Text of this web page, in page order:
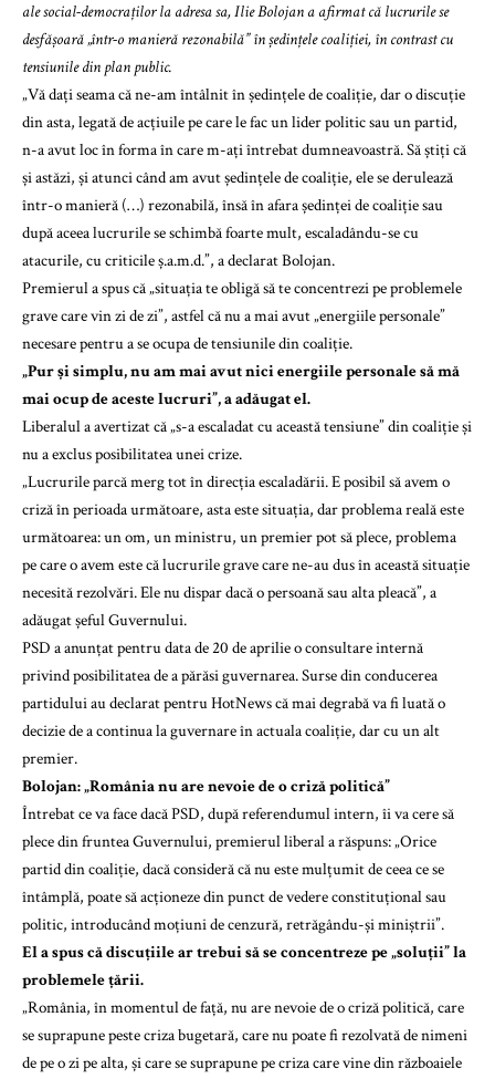
ale social-democraților la adresa sa, Ilie Bolojan a afirmat că lucrurile se
desfășoară „într-o manieră rezonabilă” în ședințele coaliției, în contrast cu
tensiunile din plan public.
„Vă dați seama că ne-am întâlnit în ședințele de coaliție, dar o discuție
din asta, legată de acțiuile pe care le fac un lider politic sau un partid,
n-a avut loc în forma în care m-ați întrebat dumneavoastră. Să știți că
și astăzi, și atunci când am avut ședințele de coaliție, ele se derulează
într-o manieră (…) rezonabilă, însă în afara ședinței de coaliție sau
după aceea lucrurile se schimbă foarte mult, escaladându-se cu
atacurile, cu criticile ș.a.m.d.”, a declarat Bolojan.
Premierul a spus că „situația te obligă să te concentrezi pe problemele
grave care vin zi de zi”, astfel că nu a mai avut „energiile personale”
necesare pentru a se ocupa de tensiunile din coaliție.
„Pur și simplu, nu am mai avut nici energiile personale să mă
mai ocup de aceste lucruri”, a adăugat el.
Liberalul a avertizat că „s-a escaladat cu această tensiune” din coaliție și
nu a exclus posibilitatea unei crize.
„Lucrurile parcă merg tot în direcția escaladării. E posibil să avem o
criză în perioada următoare, asta este situația, dar problema reală este
următoarea: un om, un ministru, un premier pot să plece, problema
pe care o avem este că lucrurile grave care ne-au dus în această situație
necesită rezolvări. Ele nu dispar dacă o persoană sau alta pleacă”, a
adăugat șeful Guvernului.
PSD a anunțat pentru data de 20 de aprilie o consultare internă
privind posibilitatea de a părăsi guvernarea. Surse din conducerea
partidului au declarat pentru HotNews că mai degrabă va fi luată o
decizie de a continua la guvernare în actuala coaliție, dar cu un alt
premier.
Bolojan: „România nu are nevoie de o criză politică”
Întrebat ce va face dacă PSD, după referendumul intern, îi va cere să
plece din fruntea Guvernului, premierul liberal a răspuns: „Orice
partid din coaliție, dacă consideră că nu este mulțumit de ceea ce se
întâmplă, poate să acționeze din punct de vedere constituțional sau
politic, introducând moțiuni de cenzură, retrăgându-și miniștrii”.
El a spus că discuțiile ar trebui să se concentreze pe „soluții” la
problemele țării.
„România, în momentul de față, nu are nevoie de o criză politică, care
se suprapune peste criza bugetară, care nu poate fi rezolvată de nimeni
de pe o zi pe alta, și care se suprapune pe criza care vine din războaiele